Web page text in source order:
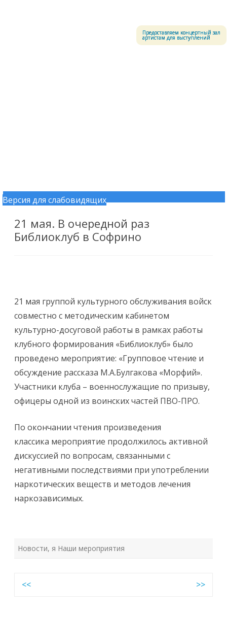
Версия для слабовидящих
Предоставляем концертный зал
артистам для выступлений
Перейти к содержимому
21 мая. В очередной раз
Библиоклуб в Софрино
21 мая группой культурного обслуживания войск
совместно с методическим кабинетом
культурно-досуговой работы в рамках работы
клубного формирования «Библиоклуб» было
проведено мероприятие: «Групповое чтение и
обсуждение рассказа М.А.Булгакова «Морфий».
Участники клуба – военнослужащие по призыву,
офицеры одной из воинских частей ПВО-ПРО.
По окончании чтения произведения
классика мероприятие продолжилось активной
дискуссией по вопросам, связанными с
негативными последствиями при употреблении
наркотических веществ и методов лечения
наркозависимых.
Новости, я Наши мероприятия
Навигация
<< >>